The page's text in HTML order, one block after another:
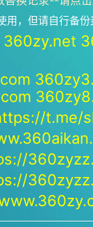
，但请自行备
360zy.net
t.me/